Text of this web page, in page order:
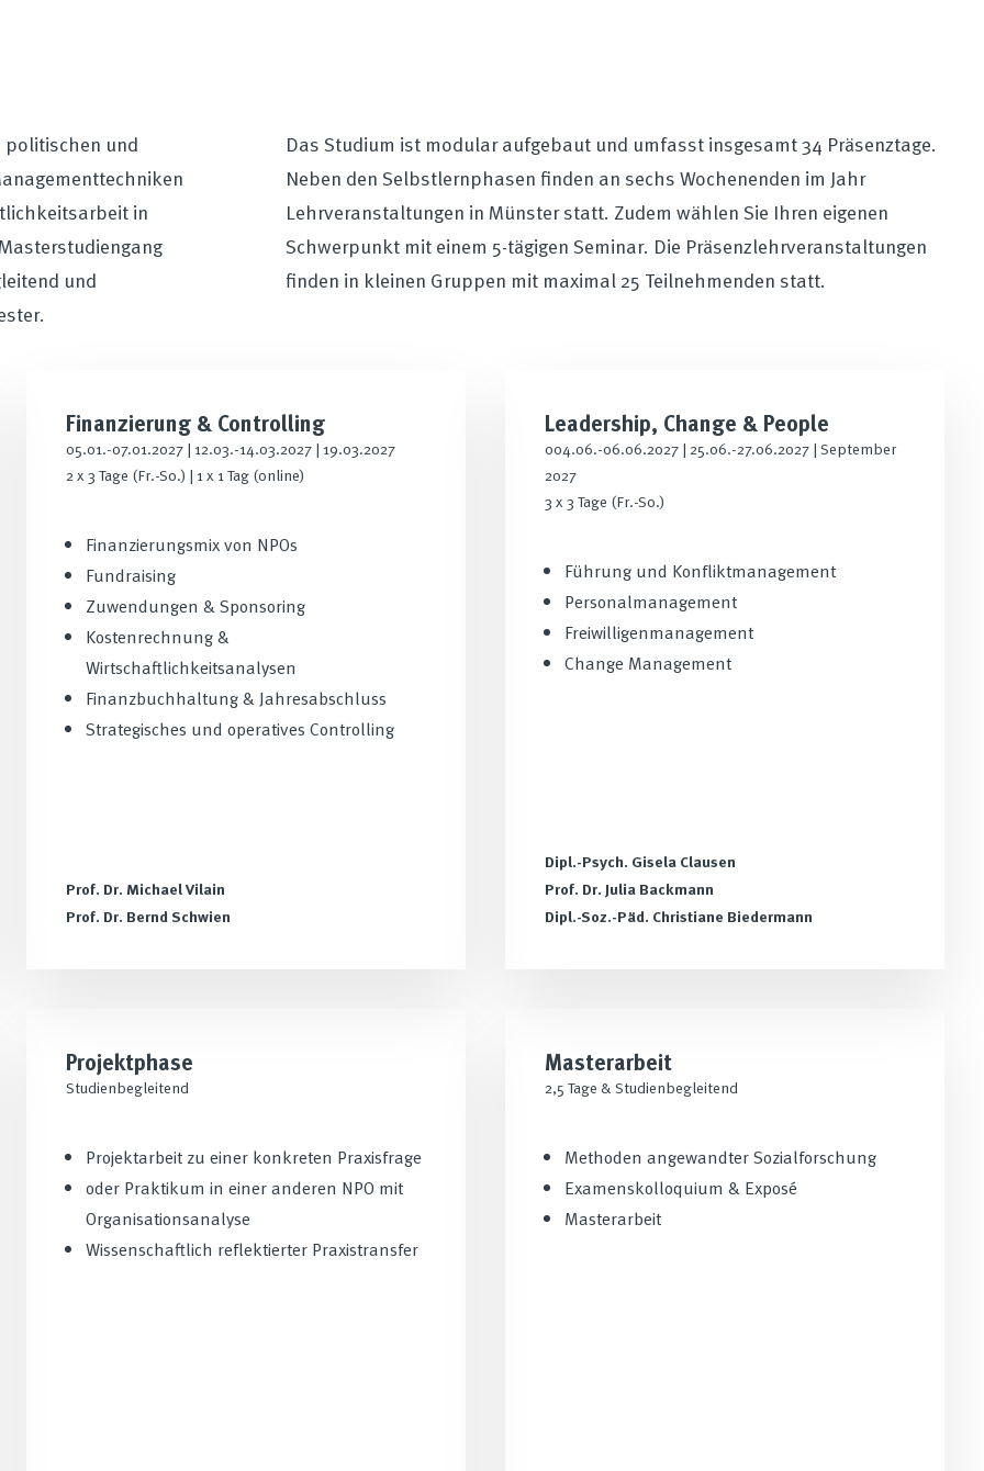
und
in
und
Das Studium ist modular aufgebaut und umfasst insgesamt 34 Präsenztage.
Neben den Selbstlernphasen finden an sechs Wochenenden im Jahr
Lehrveranstaltungen in Münster statt. Zudem wählen Sie Ihren eigenen
Schwerpunkt mit einem 5-tägigen Seminar. Die Präsenzlehrveranstaltungen
finden in kleinen Gruppen mit maximal 25 Teilnehmenden statt.
Finanzierung & Controlling
05.01.-07.01.2027 | 12.03.-14.03.2027 | 19.03.2027
2 x 3 Tage (Fr.-So.) | 1 x 1 Tag (online)
Finanzierungsmix von NPOs
Fundraising
Zuwendungen & Sponsoring
Kostenrechnung &
Wirtschaftlichkeitsanalysen
Finanzbuchhaltung & Jahresabschluss
Strategisches und operatives Controlling
Prof. Dr. Michael Vilain
Prof. Dr. Bernd Schwien
Leadership, Change & People
004.06.-06.06.2027 | 25.06.-27.06.2027 | September
2027
3 x 3 Tage (Fr.-So.)
Führung und Konfliktmanagement
Personalmanagement
Freiwilligenmanagement
Change Management
Dipl.-Psych. Gisela Clausen
Prof. Dr. Julia Backmann
Dipl.-Soz.-Päd. Christiane Biedermann
Projektphase
Studienbegleitend
Projektarbeit zu einer konkreten Praxisfrage
oder Praktikum in einer anderen NPO mit
Organisationsanalyse
Wissenschaftlich reflektierter Praxistransfer
Masterarbeit
2,5 Tage & Studienbegleitend
Methoden angewandter Sozialforschung
Examenskolloquium & Exposé
Masterarbeit